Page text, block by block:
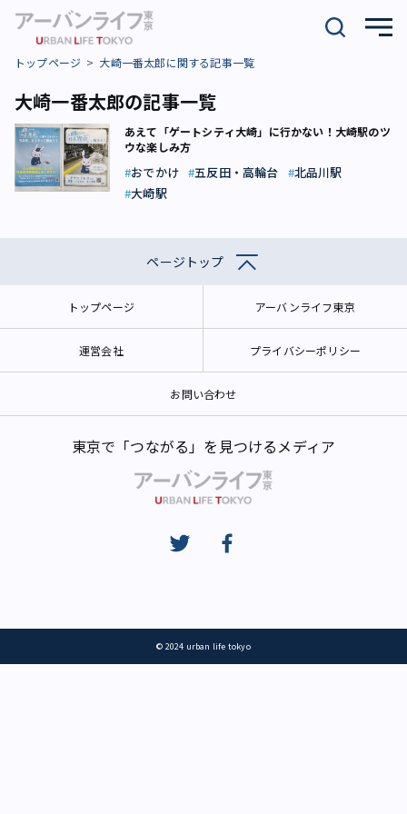
トップページ 大崎一番太郎に関する記事一覧
大崎一番太郎の記事一覧
あえて「ゲートシティ大崎」に行かない！大崎駅のツ
ウな楽しみ方
おでかけ 五反田・高輪台
北品川駅
大崎駅
ページトップ
トップページ アーバンライフ東京
運営会社 プライバシーポリシー
お問い合わせ
東京で「つながる」を見つけるメディア
© 2024 urban life tokyo